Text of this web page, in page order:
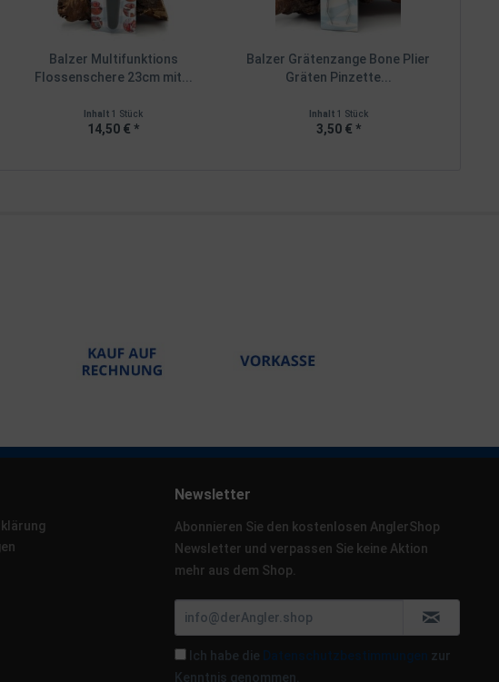
Balzer Multifunktions
Flossenschere 23cm mit...
Inhalt1 Stück
14,50 € *
Balzer Grätenzange Bone Plier
Gräten Pinzette...
Inhalt 1 Stück
3,50 € *
Newsletter
Abonnieren Sie den kostenlosen AnglerShop
Newsletter und verpassen Sie keine Aktion
mehr aus dem Shop.
Ich habe die Datenschutzbestimmungen zur
Kenntnis genommen.